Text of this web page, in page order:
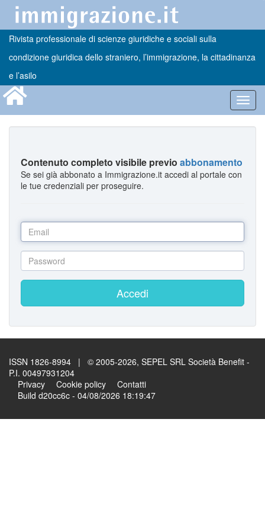
Rivista professionale di scienze giuridiche e sociali sulla
condizione giuridica dello straniero, l’immigrazione, la cittadinanza
e l’asilo
Contenuto completo visibile previo abbonamento
Se sei già abbonato a Immigrazione.it accedi al portale con
le tue credenziali per proseguire.
Accedi
ISSN 1826-8994 | © 2005-2026, SEPEL SRL Società Benefit -
P.I. 00497931204
Privacy
Cookie policy
Contatti
Build d20cc6c - 04/08/2026 18:19:47